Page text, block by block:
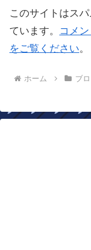
このサイトはス
ています。
コメ
をご覧ください。
ホーム ブ